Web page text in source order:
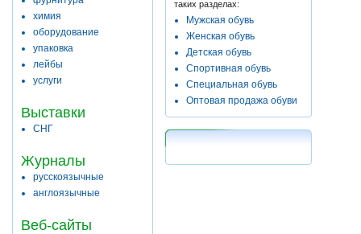
химия
оборудование
упаковка
лейбы
услуги
Выставки
СНГ
Журналы
русскоязычные
англоязычные
Веб-сайты
таких разделах:
Мужская обувь
Женская обувь
Детская обувь
Спортивная обувь
Специальная обувь
Оптовая продажа обуви